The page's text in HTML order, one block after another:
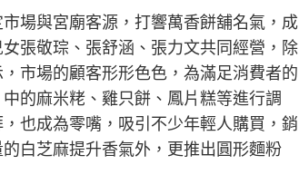
場與宮廟客源，打響萬香餅舖名氣，成
張敬琮、張舒涵、張力文共同經營，除
市場的顧客形形色色，為滿足消費者的
的麻米粩、雞只餅、鳳片糕等進行調
也成為零嘴，吸引不少年輕人購買，銷
白芝麻提升香氣外，更推出圓形麵粉